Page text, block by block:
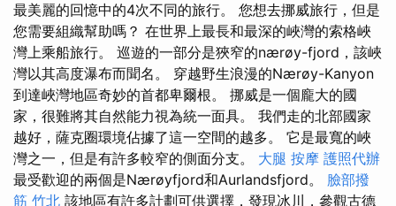
最美麗的回憶中的4次不同的旅行。 您想去挪威旅行，但是
您需要組織幫助嗎？ 在世界上最長和最深的峽灣的索格峽
灣上乘船旅行。 巡遊的一部分是狹窄的nærøy-fjord，該峽
灣以其高度瀑布而聞名。 穿越野生浪漫的Nærøy-Kanyon
到達峽灣地區奇妙的首都卑爾根。 挪威是一個龐大的國
家，很難將其自然能力視為統一面具。 我們走的北部國家
越好，薩克圈環境佔據了這一空間的越多。 它是最寬的峽
灣之一，但是有許多較窄的側面分支。 大腿 按摩 護照代辦
最受歡迎的兩個是Nærøyfjord和Aurlandsfjord。 臉部撥
筋 竹北 該地區有許多計劃可供選擇，發現冰川，參觀古德